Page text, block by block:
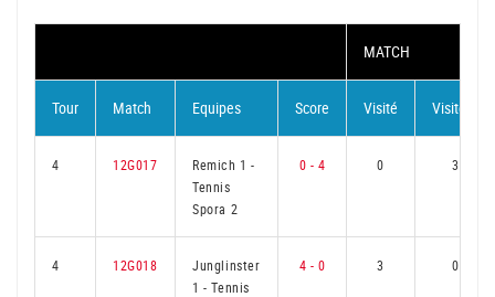
MATCH
Tour Match Equipes Score Visité Visiteur
4 12G017 Remich 1-
Tennis
Spora 2
0 - 4 0 3
4 12G018
Junglinster
1-Tennis
4 - 0 3 0